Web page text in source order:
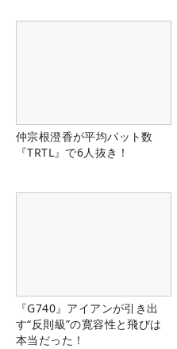
仲宗根澄香が平均パット数
『TRTL』で6人抜き！
『G740』アイアンが引き出
す“反則級”の寛容性と飛びは
本当だった！